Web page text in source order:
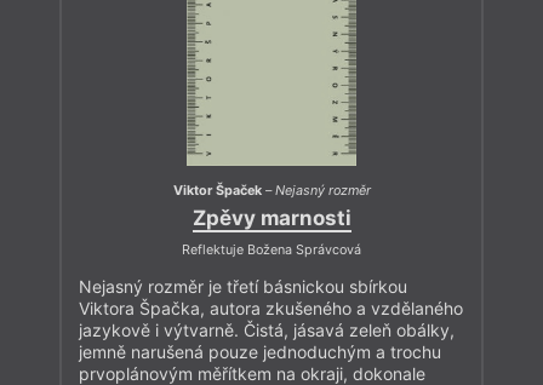
Viktor Špaček–Nejasný rozměr
Zpěvy marnosti
Reflektuje Božena Správcová
Nejasný rozměr je třetí básnickou sbírkou
Viktora Špačka, autora zkušeného a vzdělaného
jazykově i výtvarně. Čistá, jásavá zeleň obálky,
jemně narušená pouze jednoduchým a trochu
prvoplánovým měřítkem na okraji, dokonale